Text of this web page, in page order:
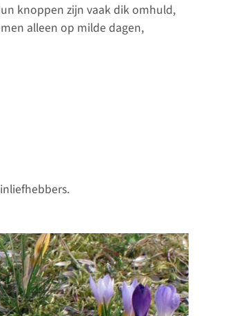
knoppen zijn vaak dik omhuld,
alleen op milde dagen,